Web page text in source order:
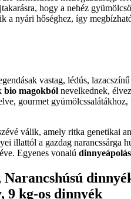
hogy a nehéz
nyári hőséghez, így
vastag, lédús,
bio magokból nevelkednek,
gourmet
válik, amely ritka genetikai
illattól a gazdag narancssárga
Egyenes vonalú dinnyeápolás
9 kg-os dinnyék